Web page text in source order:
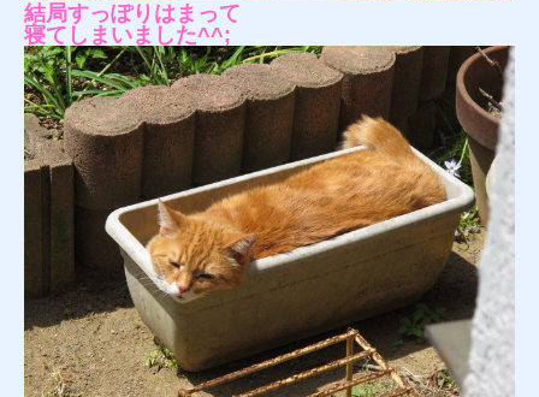
結局すっぽりはまって
寝てしまいました^^;